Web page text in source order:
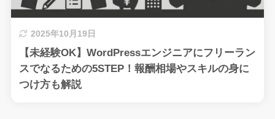
2025年10月19日
【未経験OK】WordPressエンジニアにフリーラン
スでなるための5STEP！報酬相場やスキルの身に
つけ方も解説